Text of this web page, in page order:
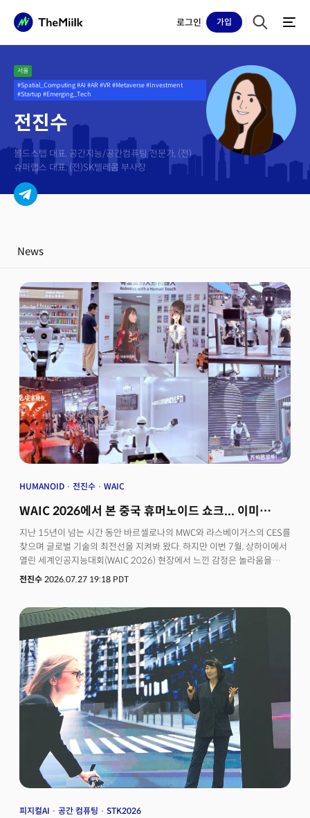
로그인 가입
서울
#Spatial_Computing #AI #AR #VR #Metaverse #Investment
#Startup #Emerging_Tech
전진수
볼드스텝 대표, 공간지능/공간컴퓨팅 전문가, (전)
슈퍼랩스 대표, (전)SK텔레콤 부사장
News
HUMANOID 전진수 WAIC
WAIC 2026에서 본 중국 휴머노이드 쇼크... 이미
사람의 일을 하고 있었다
지난 15년이 넘는 시간 동안 바르셀로나의 MWC와 라스베이거스의 CES를
찾으며 글로벌 기술의 최전선을 지켜봐 왔다. 하지만 이번 7월, 상하이에서
열린 세계인공지능대회(WAIC 2026) 현장에서 느낀 감정은 놀라움을
넘어선 경외심에 가까웠다.WAIC는 중국이 AI 기술력을 전 세계에
(Zhangjiang), 웨스트 번드(West Bund) 3개 클러스터에서 열린 이번
행사는 전시 면적만도 10만 제곱미터를 넘는 거대한 규모였다. 1,117개
기업이 참가해 4,486개의 전시품을 쏟아냈고, 이 가운데 세계 최초로
데뷔한 AI 모델·칩·로봇 등 혁신 제품만 351개에 달했다. 행사의 참가국은
100개국을 넘고, 140여 개의 포럼과 함께 열려 오프라인 참가자만 40만
명을 돌파해 찌는 듯한 상하이의 열기를 더욱 뜨겁게 달구었다.
전진수 2026.07.27 19:18 PDT
피지컬AI 공간 컴퓨팅 STK2026